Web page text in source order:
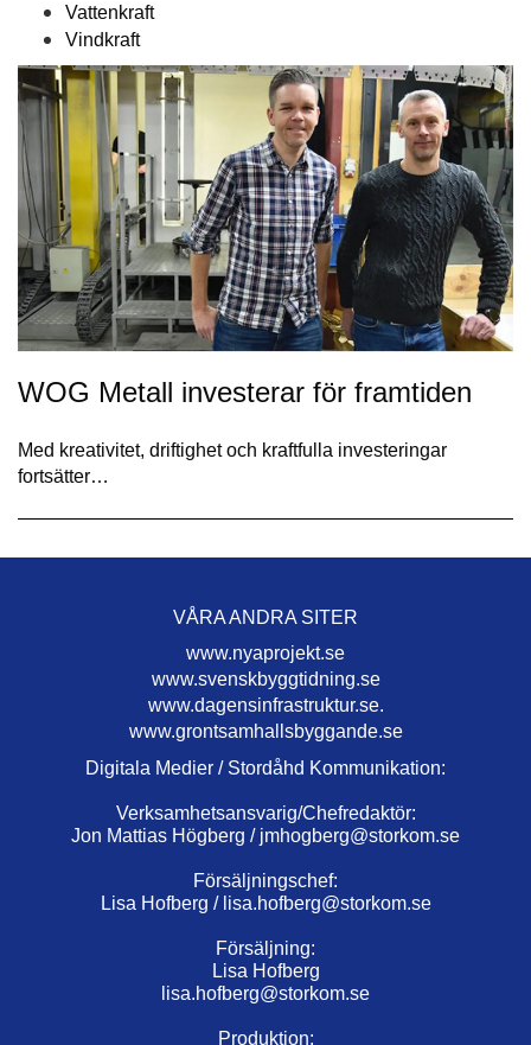
Vattenkraft
Vindkraft
WOG Metall investerar för framtiden
Med kreativitet, driftighet och kraftfulla investeringar
fortsätter…
VÅRA ANDRA SITER
www.nyaprojekt.se
www.svenskbyggtidning.se
www.dagensinfrastruktur.se.
www.grontsamhallsbyggande.se
Digitala Medier / Stordåhd Kommunikation:
Verksamhetsansvarig/Chefredaktör:
Jon Mattias Högberg / jmhogberg@storkom.se
Försäljningschef:
Lisa Hofberg / lisa.hofberg@storkom.se
Försäljning:
Lisa Hofberg
lisa.hofberg@storkom.se
Produktion: